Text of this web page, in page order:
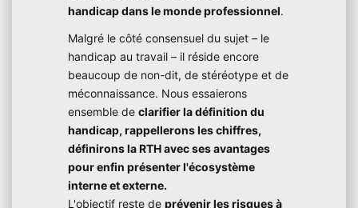
handicap dans le monde professionnel.
Malgré le côté consensuel du sujet – le
handicap au travail – il réside encore
beaucoup de non-dit, de stéréotype et de
méconnaissance. Nous essaierons
ensemble de clarifier la définition du
handicap, rappellerons les chiffres,
définirons la RTH avec ses avantages
pour enfin présenter l'écosystème
interne et externe.
L'objectif reste de prévenir les risques à